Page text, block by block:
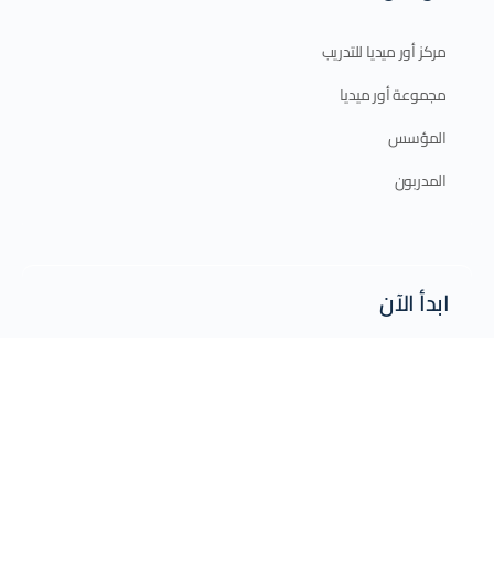
مركز أور ميديا للتدريب
مجموعة أور ميديا
المؤسس
المدربون
ابدأ الآن